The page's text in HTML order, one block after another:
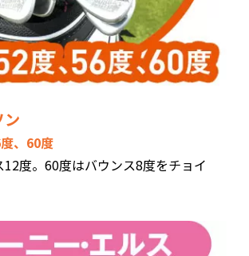
ン
、60度
度。60度はバウンス8度をチョイ